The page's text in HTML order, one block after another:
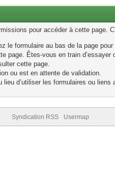
pour accéder à cette page.
le formulaire au bas de la page
page. Êtes-vous en train
cette page.
ou est en attente de validation.
d’utiliser les formulaires ou liens
Syndication RSS Usermap